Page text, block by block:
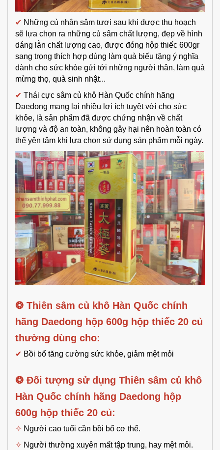
✔ Những củ nhân sâm tươi sau khi được thu hoạch
sẽ lựa chọn ra những củ sâm chất lượng, đẹp về hình
dáng lẫn chất lượng cao, được đóng hộp thiếc 600gr
sang trọng thích hợp dùng làm quà biếu tặng ý nghĩa
dành cho sức khỏe gửi tới những người thân, làm quà
mừng thọ, quà sinh nhật...
✔ Thái cực sâm củ khô Hàn Quốc chính hãng
Daedong mang lại nhiều lợi ích tuyệt vời cho sức
khỏe, là sản phẩm đã được chứng nhận về chất
lượng và độ an toàn, không gây hại nên hoàn toàn có
thể yên tâm khi lựa chọn sử dụng sản phẩm mỗi ngày.
❂ Thiên sâm củ khô Hàn Quốc chính
hãng Daedong hộp 600g hộp thiếc 20 củ
thường dùng cho:
✔ Bồi bổ tăng cường sức khỏe, giảm mệt mỏi
❂ Đối tượng sử dụng Thiên sâm củ khô
Hàn Quốc chính hãng Daedong hộp
600g hộp thiếc 20 củ:
✧ Người cao tuổi cần bồi bổ cơ thể.
✧ Người thường xuyên mất tập trung, hay mệt mỏi.